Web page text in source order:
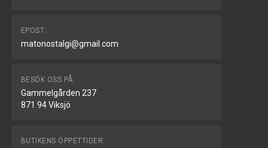
EPOST:
matonostalgi@gmail.com
BESÖK OSS PÅ:
Gammelgården 237
871 94 Viksjö
BUTIKENS ÖPPETTIDER: